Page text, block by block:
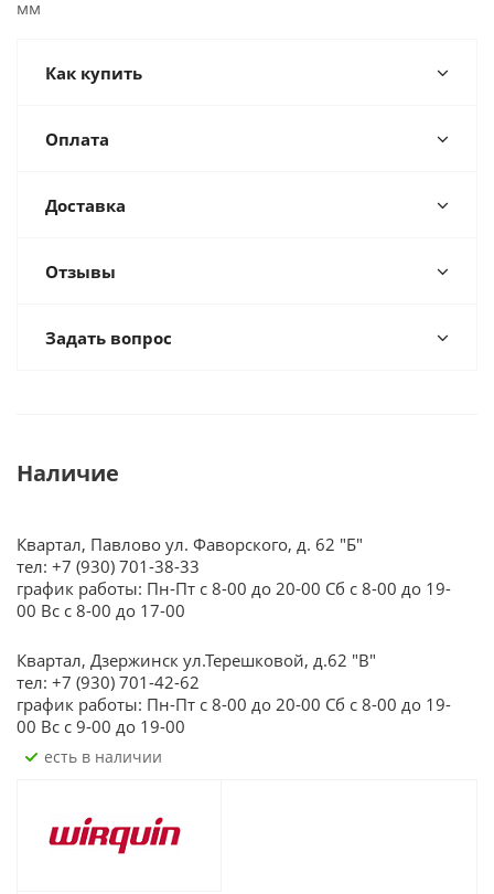
мм
Как купить
Оплата
Доставка
Отзывы
Задать вопрос
Наличие
Квартал, Павлово ул. Фаворского, д. 62 "Б"
тел: +7 (930) 701-38-33
график работы: Пн-Пт с 8-00 до 20-00 Сб с 8-00 до 19-
00 Вс с 8-00 до 17-00
Квартал, Дзержинск ул.Терешковой, д.62 "В"
тел: +7 (930) 701-42-62
график работы: Пн-Пт с 8-00 до 20-00 Сб с 8-00 до 19-
00 Вс с 9-00 до 19-00
Есть в наличии